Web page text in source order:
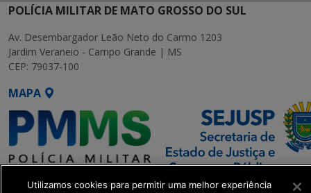
POLÍCIA MILITAR DE MATO GROSSO DO SUL
Av. Desembargador Leão Neto do Carmo 1203
Jardim Veraneio - Campo Grande | MS
CEP: 79037-100
MAPA
SETDIG | Secretaria-Executiva
Utilizamos cookies para permitir uma melhor experiência